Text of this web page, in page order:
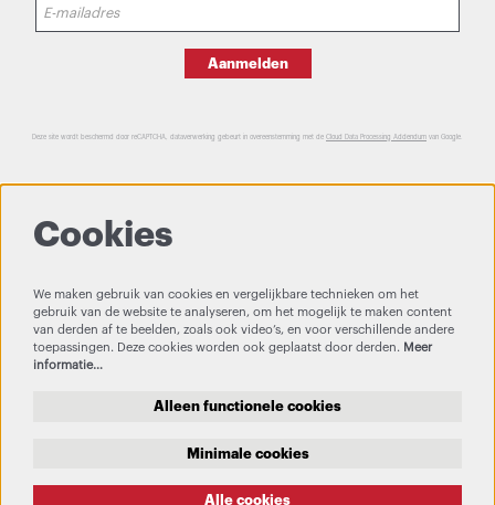
Aanmelden
Deze site wordt beschermd door reCAPTCHA, dataverwerking gebeurt in overeenstemming met de Cloud Data Processing Addendum van Google.
Bezoekersvoorwaarden
Cookies
We maken gebruik van cookies en vergelijkbare technieken om het
gebruik van de website te analyseren, om het mogelijk te maken content
van derden af te beelden, zoals ook video’s, en voor verschillende andere
toepassingen. Deze cookies worden ook geplaatst door derden. Meer
informatie…
Alleen functionele cookies
Minimale cookies
Alle cookies